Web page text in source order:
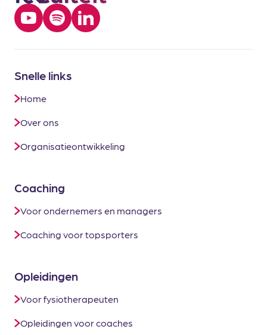
Snelle links
Home
Over ons
Organisatieontwikkeling
Coaching
Voor ondernemers en managers
Coaching voor topsporters
Opleidingen
Voor fysiotherapeuten
Opleidingen voor coaches